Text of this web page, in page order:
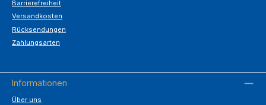
Barrierefreiheit
Versandkosten
Rücksendungen
Zahlungsarten
Informationen
Über uns